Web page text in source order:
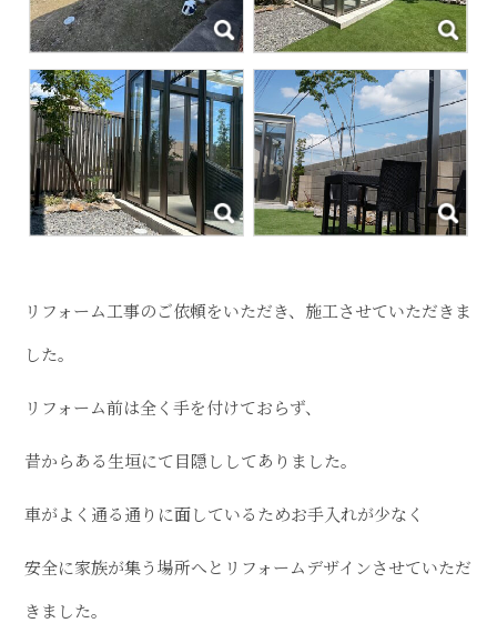
リフォーム工事のご依頼をいただき、施工させていただきま
した。
リフォーム前は全く手を付けておらず、
昔からある生垣にて目隠ししてありました。
車がよく通る通りに面しているためお手入れが少なく
安全に家族が集う場所へとリフォームデザインさせていただ
きました。